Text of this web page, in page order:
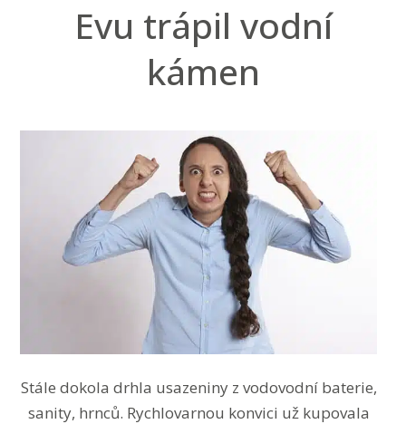
Evu trápil vodní
kámen
Stále dokola drhla usazeniny z vodovodní baterie,
sanity, hrnců. Rychlovarnou konvici už kupovala